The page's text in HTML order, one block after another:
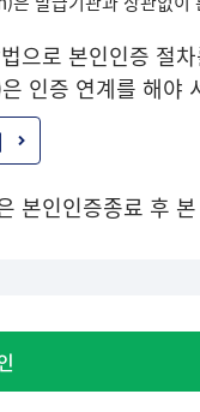
으로 본인인증 절
인증 연계를 해야
본인인증종료 후